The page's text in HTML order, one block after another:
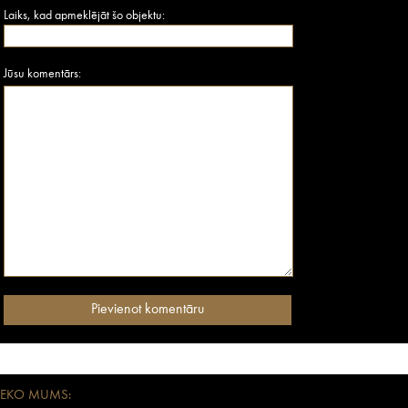
Laiks, kad apmeklējāt šo objektu:
Jūsu komentārs:
MUMS: